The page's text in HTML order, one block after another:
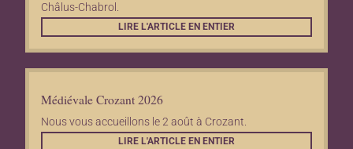
Châlus-Chabrol.
LIRE L'ARTICLE EN ENTIER
Médiévale Crozant 2026
Nous vous accueillons le 2 août à Crozant.
LIRE L'ARTICLE EN ENTIER